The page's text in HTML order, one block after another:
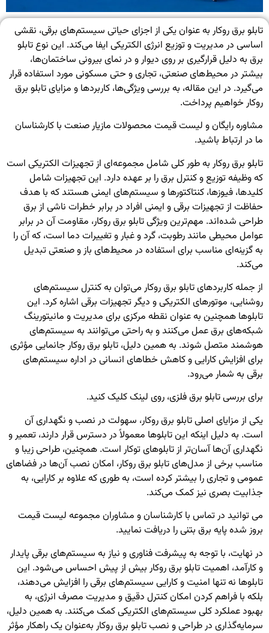
تابلو برق روکار به عنوان یکی از اجزای حیاتی سیستم‌های برقی، نقشی
اساسی در مدیریت و توزیع انرژی الکتریکی ایفا می‌کند. این نوع تابلو
برق به دلیل قرارگیری بر روی دیوار و در نمای بیرونی ساختمان‌ها،
بیشتر در محیط‌های صنعتی، تجاری و حتی مسکونی مورد استفاده قرار
می‌گیرد. در این مقاله، به بررسی ویژگی‌ها، کاربردها و مزایای تابلو برق
روکار خواهیم پرداخت.
مشاوره رایگان و لیست قیمت محصولات مازیار صنعت با کارشناسان
ما در ارتباط باشید.
تابلو برق روکار به طور کلی شامل مجموعه‌ای از تجهیزات الکتریکی است
که وظیفه توزیع و کنترل برق را بر عهده دارد. این تجهیزات شامل
کلیدها، فیوزها، کنتاکتورها و سیستم‌های ایمنی هستند که با هدف
حفاظت از تجهیزات برقی و ایمنی افراد در برابر خطرات ناشی از برق
طراحی شده‌اند. مهم‌ترین ویژگی تابلو برق روکار، مقاومت آن در برابر
عوامل محیطی مانند رطوبت، گرد و غبار و تغییرات دما است، که آن را
به گزینه‌ای مناسب برای استفاده در محیط‌های باز و صنعتی تبدیل
می‌کند.
از جمله کاربردهای تابلو برق روکار می‌توان به کنترل سیستم‌های
روشنایی، موتورهای الکتریکی و دیگر تجهیزات برقی اشاره کرد. این
تابلوها همچنین به عنوان نقطه مرکزی برای مدیریت و مانیتورینگ
شبکه‌های برق عمل می‌کنند و به راحتی می‌توانند به سیستم‌های
هوشمند متصل شوند. به همین دلیل، تابلو برق روکار جانمایی مؤثری
برای افزایش کارایی و کاهش خطاهای انسانی در اداره سیستم‌های
برقی به شمار می‌رود.
برای بررسیتابلو برق فلزی، روی لینک کلیک کنید.
یکی از مزایای اصلی تابلو برق روکار، سهولت در نصب و نگهداری آن
است. به دلیل اینکه این تابلوها معمولاً در دسترس قرار دارند، تعمیر و
نگهداری آن‌ها آسان‌تر از تابلوهای توکار است. همچنین، طراحی زیبا و
مناسب برخی از مدل‌های تابلو برق روکار، امکان نصب آن‌ها در فضاهای
عمومی و تجاری را بیشتر کرده است، به طوری که علاوه بر کارایی، به
جذابیت بصری نیز کمک می‌کند.
می توانید در تماس با کارشناسان و مشاوران مجموعه لیست قیمت
بروز شدهپایه برق بتنیرا دریافت نمایید.
در نهایت، با توجه به پیشرفت فناوری و نیاز به سیستم‌های برقی پایدار
و کارآمد، اهمیت تابلو برق روکار بیش از پیش احساس می‌شود. این
تابلوها نه تنها امنیت و کارایی سیستم‌های برقی را افزایش می‌دهند،
بلکه با فراهم کردن امکان کنترل دقیق و مدیریت مصرف انرژی، به
بهبود عملکرد کلی سیستم‌های الکتریکی کمک می‌کنند. به همین دلیل،
سرمایه‌گذاری در طراحی و نصب تابلو برق روکار به‌عنوان یک راهکار مؤثر